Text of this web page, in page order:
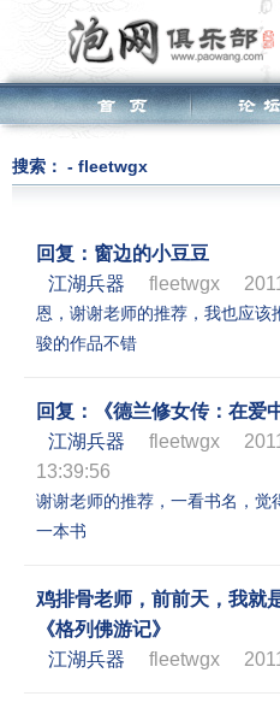
搜索： - fleetwgx
回复：窗边的小豆豆
江湖兵器
fleetwgx
恩，谢谢老师的推荐，我也应
骏的作品不错
回复：《德兰修女传：在爱
江湖兵器
fleetwgx
13:39:56
谢谢老师的推荐，一看书名，觉
一本书
鸡排骨老师，前前天，我就
《格列佛游记》
江湖兵器
fleetwgx